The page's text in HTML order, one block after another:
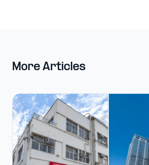
More Articles